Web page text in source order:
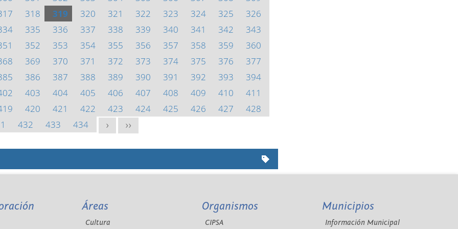
318 319 320 321 322 323 324 325
326
335 336 337 338 339 340 341 342
343
352 353 354 355 356 357 358 359
360
369 370 371 372 373 374 375 376
377
386 387 388 389 390 391 392 393
394
403 404 405 406 407 408 409 410
411
420 421 422 423 424 425 426 427
428
432 433 434 > >>
Áreas
Cultura
Organismos
CIPSA
Municipios
Información Municipal